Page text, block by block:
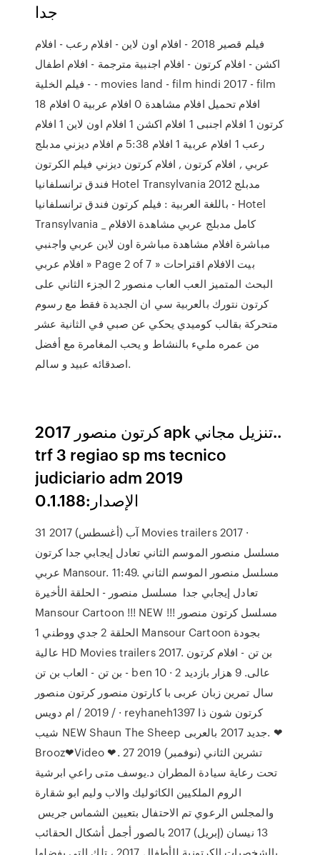
فيلم قصير 2018 - افلام اون لاين - افلام رعب - افلام
اكشن - افلام كرتون - افلام اجنبية مترجمة - افلام اطفال
- فيلم الخلية - movies land - film hindi 2017 - film
18 افلام تحميل افلام مشاهدة 0 افلام عربية 0 افلام
كرتون 1 افلام اجنبى 1 افلام اكشن 1 افلام اون لاين 1 افلام
رعب 1 افلام عربية 1 افلام 5:38 م افلام ديزني مدبلج
عربي , افلام كرتون , افلام كرتون ديزني فيلم الكرتون
فندق ترانسلفانيا Hotel Transylvania 2012 مدبلج
باللغة العربية : فيلم كرتون فندق ترانسلفانيا - Hotel
Transylvania _ كامل مدبلج عربي مشاهدة الافلام
مباشرة افلام مشاهدة مباشرة اون لاين عربي واجنبي
افلام عربي » Page 2 of 7 » بيت الافلام اقتراحات
البحث المتميز العب العاب منصور 2 الجزء الثاني على
كرتون نتورك بالعربية سي ان الجديدة فقط مع رسوم
متحركة بقالب كوميدي يحكي عن صبي في الثانية عشر
من عمره مليء بالنشاط و يحب المغامرة مع أفضل
اصدقائه عبيد و سالم.
كرتون منصور 2017 apk تنزيل مجاني..
trf 3 regiao sp ms tecnico
judiciario adm 2019‏
الإصدار:0.1.188
31 آب (أغسطس) 2017 Movies trailers 2017 ·
مسلسل منصور الموسم الثاني تعادل إيجابي جدا كرتون
عربي Mansour. 11:49. مسلسل منصور الموسم الثاني
تعادل إيجابي جدا مسلسل منصور - الحلقة الأخيرة
Mansour Cartoon !!! NEW !!! مسلسل كرتون منصور
الحلقة 2 جدي ووطني 1 Mansour Cartoon بجودة
عالية HD Movies trailers 2017. بن تن - افلام كرتون
بن تن - العاب بن تن - ben 10 · عالی. 9 هزار بازدید 2
سال تمرین زبان عربی با کارتون منصور كرتون منصور
2019 / ام دويس / · reyhaneh1397 كرتون شون ذا
شیب NEW Shaun The Sheep جدید 2017 بالعربی. ❤
Brooz❤Video ❤. 27 تشرين الثاني (نوفمبر) 2019
تحت رعاية سيادة المطران د.يوسف متى راعي ابرشية
الروم الملكيين الكاثوليك والاب وليم ابو شقارة
والمجلس الرعوي تم الاحتفال بتعيين الشماس جريس
13 نيسان (إبريل) 2017 بالصور أجمل أشكال الحقائب
بالشخصيات الكرتونية للأطفال 2017 ، تلك التي يفضلها